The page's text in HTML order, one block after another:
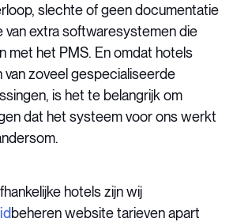
slechte of geen documentatie
van extra softwaresystemen die
met het PMS. En omdat hotels
van zoveel gespecialiseerde
is het te belangrijk om
dat het systeem voor ons werkt
hotels zijn wij
beheren website tarieven apart